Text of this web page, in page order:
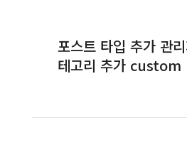
포스트 타입 추가 관
테고리 추가